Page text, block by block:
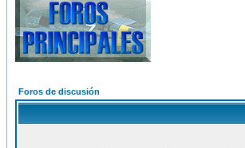
Foros de discusión